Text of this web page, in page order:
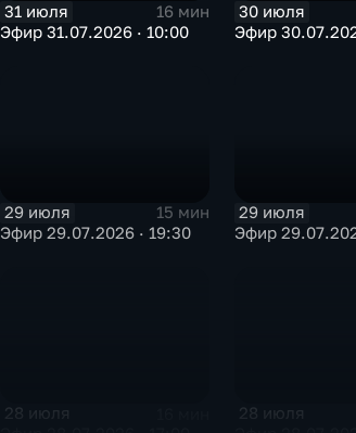
31 июля
16 мин
Эфир 31.07.2026 · 10:00
30 июля
Эфир
29 июля
15 мин
Эфир 29.07.2026 · 19:30
29 июля
Эфир
28 июля 28 июля